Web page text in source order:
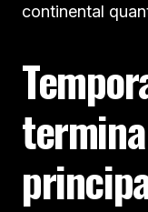
continental